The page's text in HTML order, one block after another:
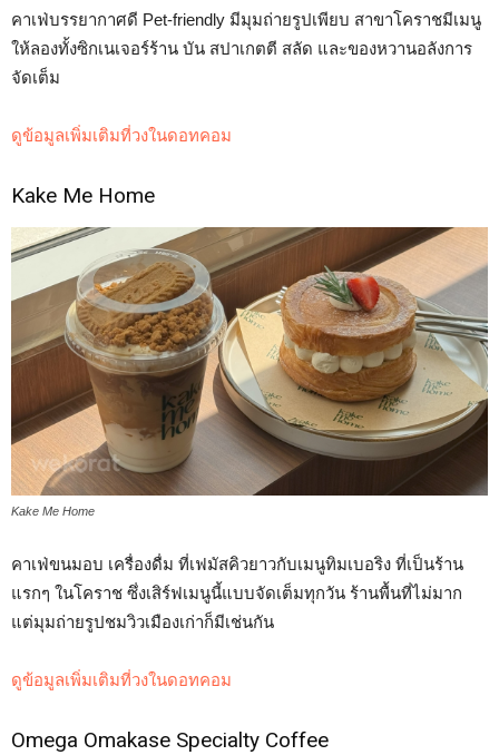
คาเฟ่บรรยากาศดี Pet-friendly มีมุมถ่ายรูปเพียบ สาขาโคราชมีเมนู
ให้ลองทั้งซิกเนเจอร์ร้าน บัน สปาเกตตี สลัด และของหวานอลังการ
จัดเต็ม
ดูข้อมูลเพิ่มเติมที่วงในดอทคอม
Kake Me Home
Kake Me Home
คาเฟ่ขนมอบ เครื่องดื่ม ที่เฟมัสคิวยาวกับเมนูทิมเบอริง ที่เป็นร้าน
แรกๆ ในโคราช ซึ่งเสิร์ฟเมนูนี้แบบจัดเต็มทุกวัน ร้านพื้นที่ไม่มาก
แต่มุมถ่ายรูปชมวิวเมืองเก่าก็มีเช่นกัน
ดูข้อมูลเพิ่มเติมที่วงในดอทคอม
Omega Omakase Specialty Coffee